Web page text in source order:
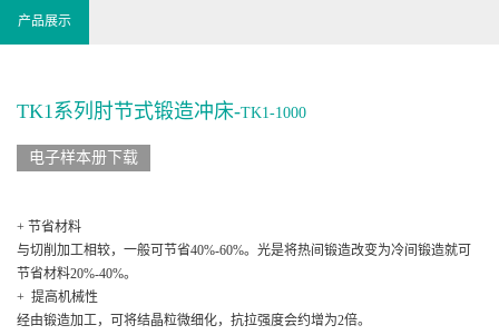
产品展示
TK1系列肘节式锻造冲床-TK1-1000
电子样本册下载
+ 节省材料
与切削加工相较，一般可节省40%-60%。光是将热间锻造改变为冷间锻造就可
节省材料20%-40%。
+ 提高机械性
经由锻造加工，可将结晶粒微细化，抗拉强度会约增为2倍。